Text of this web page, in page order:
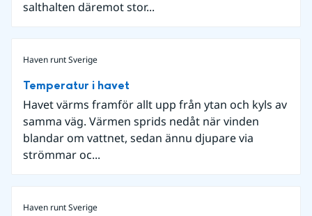
salthalten däremot stor...
Haven runt Sverige
Temperatur i havet
Havet värms framför allt upp från ytan och kyls av
samma väg. Värmen sprids nedåt när vinden
blandar om vattnet, sedan ännu djupare via
strömmar oc...
Haven runt Sverige